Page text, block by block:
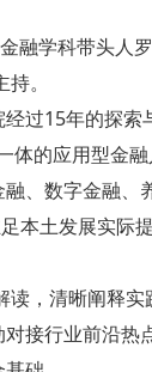
融学科带头人
。
过15年的探索
体的应用型金
、数字金融、
本土发展实际
，清晰阐释
接行业前沿热